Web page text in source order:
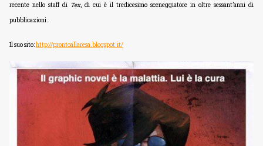
recente nello staff di Tex, di cui è il tredicesimo sceneggiatore in oltre sessant’anni di
pubblicazioni.
Il suo sito:http://prontoallaresa.blogspot.it/